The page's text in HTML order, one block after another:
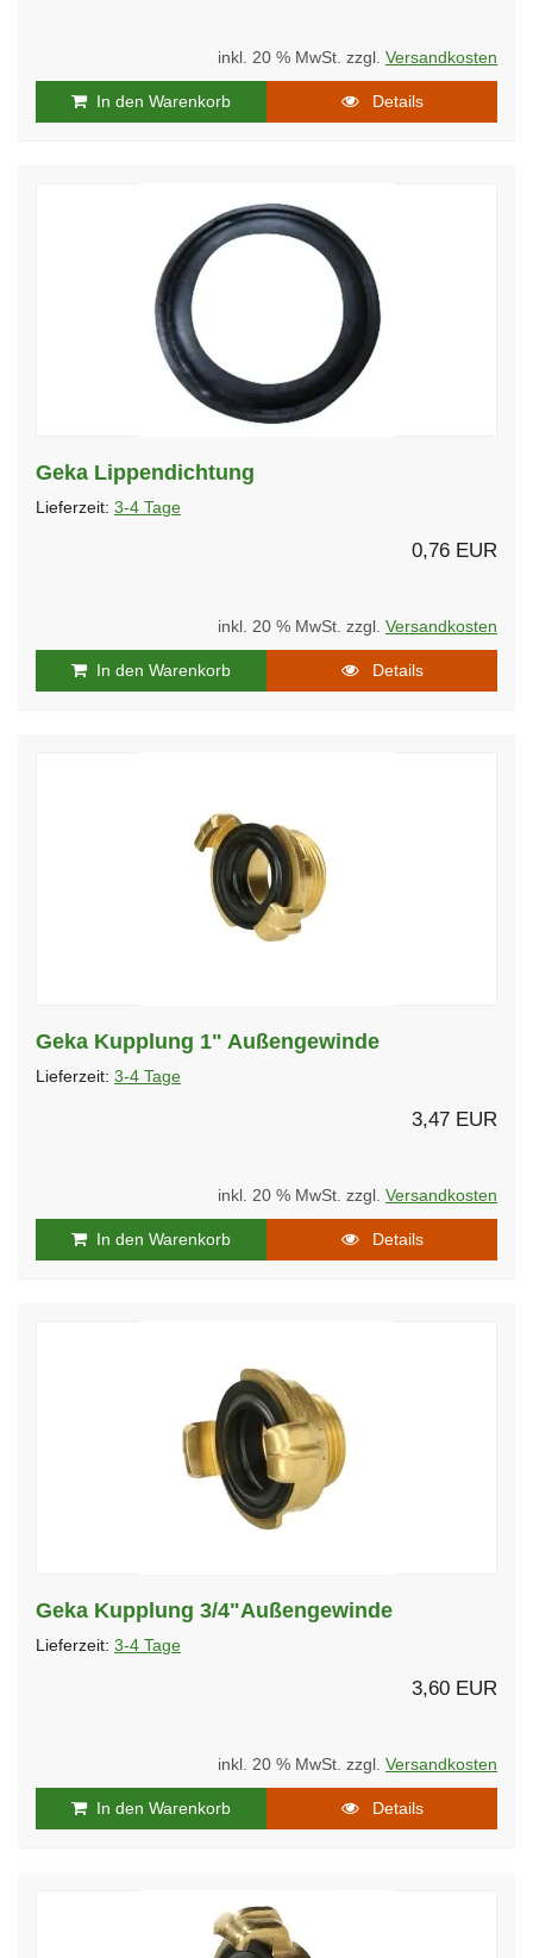
inkl. 20 % MwSt. zzgl. Versandkosten
In den Warenkorb Details
Geka Lippendichtung
Lieferzeit: 3-4 Tage
0,76 EUR
inkl. 20 % MwSt. zzgl. Versandkosten
In den Warenkorb Details
Geka Kupplung 1" Außengewinde
Lieferzeit: 3-4 Tage
3,47 EUR
inkl. 20 % MwSt. zzgl. Versandkosten
In den Warenkorb Details
Geka Kupplung 3/4"Außengewinde
Lieferzeit: 3-4 Tage
3,60 EUR
inkl. 20 % MwSt. zzgl. Versandkosten
In den Warenkorb Details